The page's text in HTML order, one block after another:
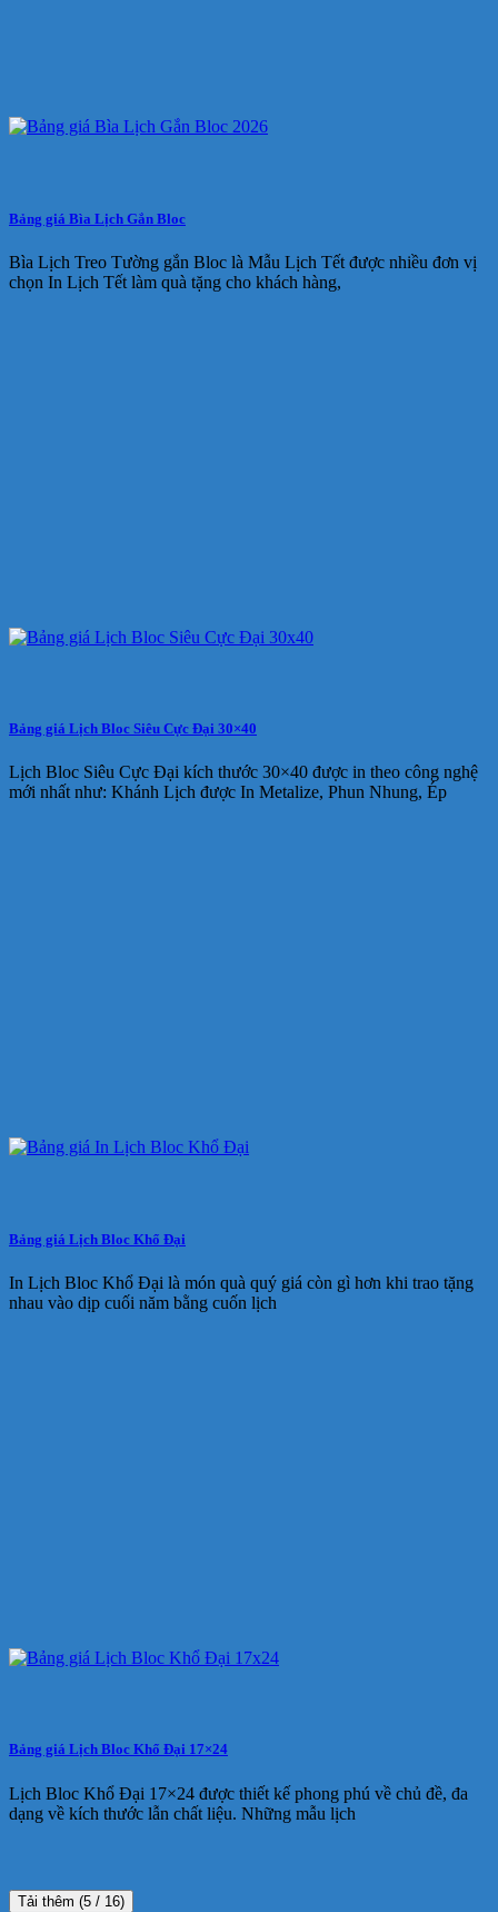
Bảng giá Bìa Lịch Gắn Bloc
Bìa Lịch Treo Tường gắn Bloc là Mẫu Lịch Tết được nhiều đơn vị
chọn In Lịch Tết làm quà tặng cho khách hàng,
Bảng giá Lịch Bloc Siêu Cực Đại 30×40
Lịch Bloc Siêu Cực Đại kích thước 30×40 được in theo công nghệ
mới nhất như: Khánh Lịch được In Metalize, Phun Nhung, Ép
Bảng giá Lịch Bloc Khổ Đại
In Lịch Bloc Khổ Đại là món quà quý giá còn gì hơn khi trao tặng
nhau vào dịp cuối năm bằng cuốn lịch
Bảng giá Lịch Bloc Khổ Đại 17×24
Lịch Bloc Khổ Đại 17×24 được thiết kế phong phú về chủ đề, đa
dạng về kích thước lẫn chất liệu. Những mẫu lịch
Tải thêm (5 / 16)